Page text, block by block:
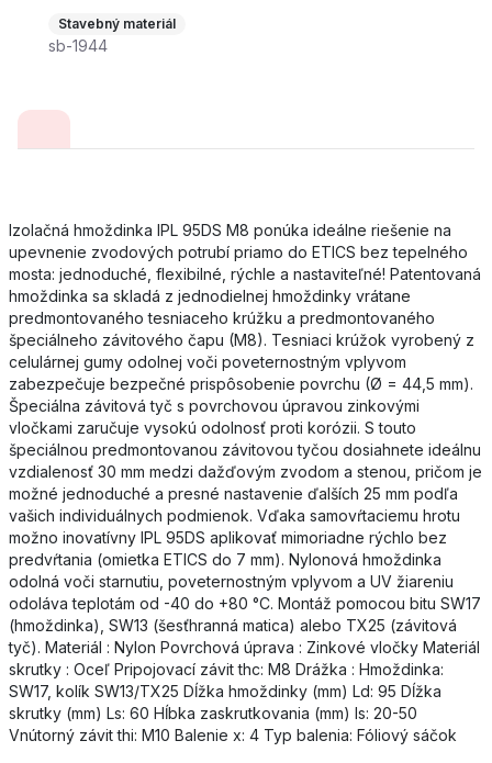
Stavebný materiál
sb-1944
Izolačná hmoždinka IPL 95DS M8 ponúka ideálne riešenie na
upevnenie zvodových potrubí priamo do ETICS bez tepelného
mosta: jednoduché, flexibilné, rýchle a nastaviteľné! Patentovaná
hmoždinka sa skladá z jednodielnej hmoždinky vrátane
predmontovaného tesniaceho krúžku a predmontovaného
špeciálneho závitového čapu (M8). Tesniaci krúžok vyrobený z
celulárnej gumy odolnej voči poveternostným vplyvom
zabezpečuje bezpečné prispôsobenie povrchu (Ø = 44,5 mm).
Špeciálna závitová tyč s povrchovou úpravou zinkovými
vločkami zaručuje vysokú odolnosť proti korózii. S touto
špeciálnou predmontovanou závitovou tyčou dosiahnete ideálnu
vzdialenosť 30 mm medzi dažďovým zvodom a stenou, pričom je
možné jednoduché a presné nastavenie ďalších 25 mm podľa
vašich individuálnych podmienok. Vďaka samovŕtaciemu hrotu
možno inovatívny IPL 95DS aplikovať mimoriadne rýchlo bez
predvŕtania (omietka ETICS do 7 mm). Nylonová hmoždinka
odolná voči starnutiu, poveternostným vplyvom a UV žiareniu
odoláva teplotám od -40 do +80 °C. Montáž pomocou bitu SW17
(hmoždinka), SW13 (šesťhranná matica) alebo TX25 (závitová
tyč). Materiál : Nylon Povrchová úprava : Zinkové vločky Materiál
skrutky : Oceľ Pripojovací závit thc: M8 Drážka : Hmoždinka:
SW17, kolík SW13/TX25 Dĺžka hmoždinky (mm) Ld: 95 Dĺžka
skrutky (mm) Ls: 60 Hĺbka zaskrutkovania (mm) Is: 20-50
Vnútorný závit thi: M10 Balenie x: 4 Typ balenia: Fóliový sáčok